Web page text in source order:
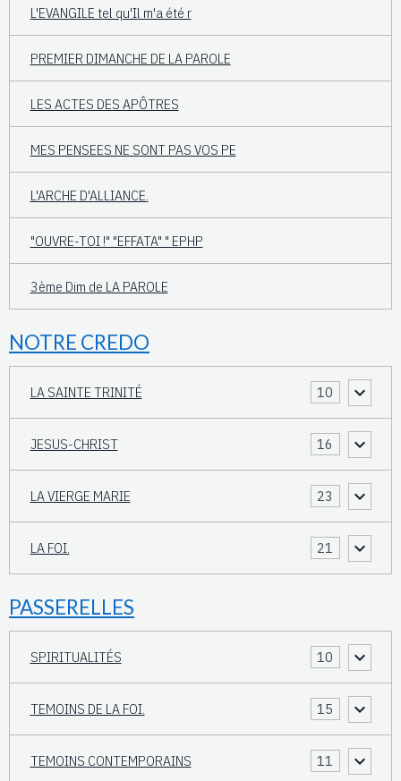
L'EVANGILE tel qu'Il m'a été r
PREMIER DIMANCHE DE LA PAROLE
LES ACTES DES APÔTRES
MES PENSEES NE SONT PAS VOS PE
L'ARCHE D'ALLIANCE.
"OUVRE-TOI !" "EFFATA" " EPHP
3ème Dim de LA PAROLE
NOTRE CREDO
LA SAINTE TRINITÉ 10
JESUS-CHRIST 16
LA VIERGE MARIE 23
LA FOI. 21
PASSERELLES
SPIRITUALITÉS 10
TEMOINS DE LA FOI. 15
TEMOINS CONTEMPORAINS 11